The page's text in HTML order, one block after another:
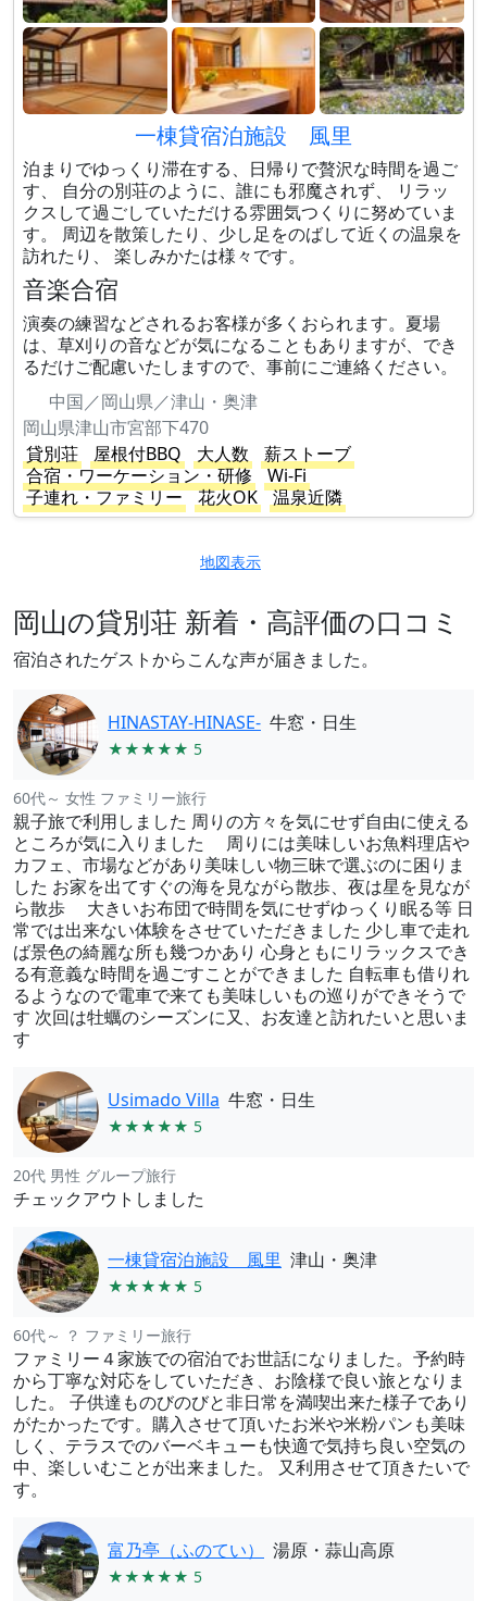
一棟貸宿泊施設 風里
泊まりでゆっくり滞在する、日帰りで贅沢な時間を過ご
す、 自分の別荘のように、誰にも邪魔されず、 リラッ
クスして過ごしていただける雰囲気つくりに努めていま
す。 周辺を散策したり、少し足をのばして近くの温泉を
訪れたり、 楽しみかたは様々です。
音楽合宿
演奏の練習などされるお客様が多くおられます。夏場
は、草刈りの音などが気になることもありますが、でき
るだけご配慮いたしますので、事前にご連絡ください。
中国／岡山県／津山・奥津
岡山県津山市宮部下470
貸別荘
屋根付BBQ 大人数
薪ストーブ
合宿・ワーケーション・研修
Wi-Fi
子連れ・ファミリー
花火OK 温泉近隣
地図表示
岡山の貸別荘 新着・高評価の口コミ
宿泊されたゲストからこんな声が届きました。
HINASTAY-HINASE- 牛窓・日生
★★★★★ 5
60代～ 女性 ファミリー旅行
親子旅で利用しました 周りの方々を気にせず自由に使える
ところが気に入りました 周りには美味しいお魚料理店や
カフェ、市場などがあり美味しい物三昧で選ぶのに困りま
した お家を出てすぐの海を見ながら散歩、夜は星を見なが
ら散歩 大きいお布団で時間を気にせずゆっくり眠る等 日
常では出来ない体験をさせていただきました 少し車で走れ
ば景色の綺麗な所も幾つかあり 心身ともにリラックスでき
る有意義な時間を過ごすことができました 自転車も借りれ
るようなので電車で来ても美味しいもの巡りができそうで
す 次回は牡蠣のシーズンに又、お友達と訪れたいと思いま
す
Usimado Villa 牛窓・日生
★★★★★ 5
20代 男性 グループ旅行
チェックアウトしました
一棟貸宿泊施設 風里 津山・奥津
★★★★★ 5
60代～ ？ ファミリー旅行
ファミリー４家族での宿泊でお世話になりました。予約時
から丁寧な対応をしていただき、お陰様で良い旅となりま
した。 子供達ものびのびと非日常を満喫出来た様子であり
がたかったです。購入させて頂いたお米や米粉パンも美味
しく、テラスでのバーベキューも快適で気持ち良い空気の
中、楽しいむことが出来ました。 又利用させて頂きたいで
す。
富乃亭（ふのてい） 湯原・蒜山高原
★★★★★ 5